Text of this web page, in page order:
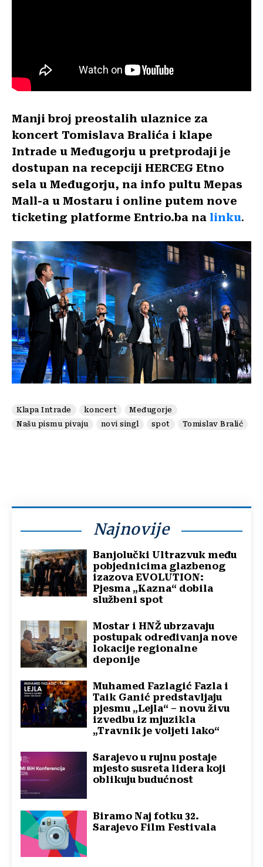
Manji broj preostalih ulaznice za
koncert Tomislava Bralića i klape
Intrade u Međugorju u pretprodaji je
dostupan na recepciji HERCEG Etno
sela u Međugorju, na info pultu Mepas
Mall-a u Mostaru i online putem nove
ticketing platforme Entrio.ba na linku.
Klapa Intrade koncert
Međugorje
Našu pismu pivaju
novi singl spot Tomislav Bralić
Najnovije
Banjolučki Ultrazvuk među
pobjednicima glazbenog
izazova EVOLUTION:
Pjesma „Kazna“ dobila
službeni spot
Mostar i HNŽ ubrzavaju
postupak određivanja nove
lokacije regionalne
deponije
Muhamed Fazlagić Fazla i
Taik Ganić predstavljaju
pjesmu „Lejla“ – novu živu
izvedbu iz mjuzikla
„Travnik je voljeti lako“
Sarajevo u rujnu postaje
mjesto susreta lidera koji
oblikuju budućnost
Biramo Naj fotku 32.
Sarajevo Film Festivala